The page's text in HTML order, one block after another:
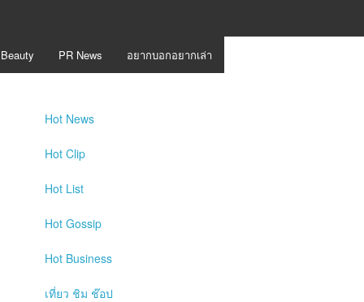
PR News อยากบอกอยากเล่า
Hot News
Hot Clip
Hot List
Hot Gossip
Hot Business
เที่ยว ชิม ช๊อป